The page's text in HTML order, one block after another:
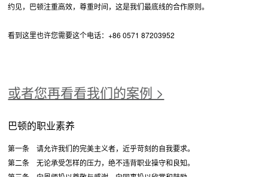
约见，巴顿注重高效，尊重时间，这是我们最底线的合作原则。
看到这里也许您需要这个电话：+86 0571 87203952
或者您再看看我们的案例 >
巴顿的职业素养
第一条 请允许我们的完美主义者，近乎苛刻的自我要求。
第二条 无论承受怎样的压力，绝不违背职业操守和良知。